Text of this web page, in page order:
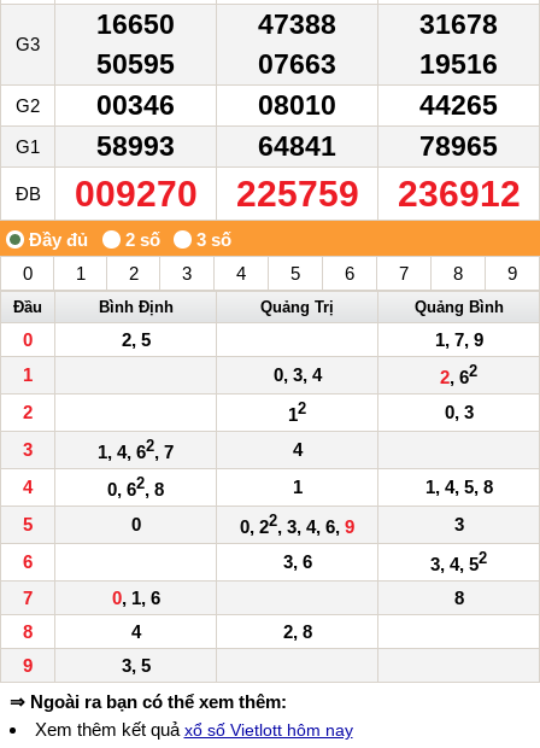
G3
16650
50595
47388
07663
31678
19516
G2 00346 08010 44265
G1 58993 64841 78965
ĐB 009270 225759 236912
0 1 2 3 4 5 6 7 8 9
Đầu Bình Định Quảng Trị Quảng Bình
0 2, 5
1, 7, 9
1
0, 3, 4 2, 62
2 12
0, 3
3
1, 4, 62, 7
4
4
0, 62, 8 1
1, 4, 5, 8
5
0 0, 22, 3, 4, 6, 9
3
6
3, 6 3, 4, 52
7 0, 1, 6
8
8
4
2, 8
9
3, 5
⇒ Ngoài ra bạn có thể xem thêm:
Xem thêm kết quả xổ số Vietlott hôm nay